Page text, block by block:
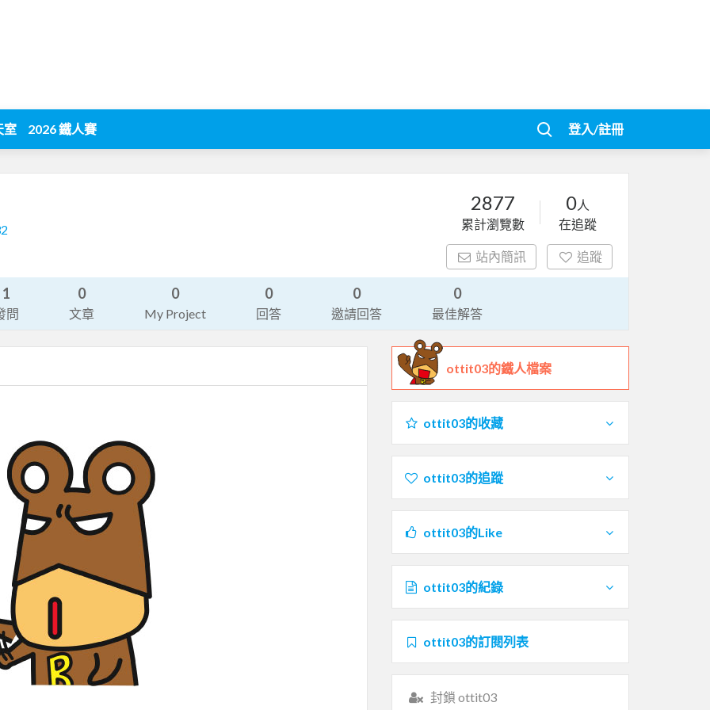
室 2026 鐵人賽 登入/註冊
2877
累計瀏覽數
0人
在追蹤
站內簡訊 追蹤
1
問
0
文章
0
My Project
0
回答
0
邀請回答
0
最佳解答
ottit03的鐵人檔案
ottit03的收藏
ottit03的追蹤
ottit03的Like
ottit03的紀錄
ottit03的訂閱列表
封鎖 ottit03